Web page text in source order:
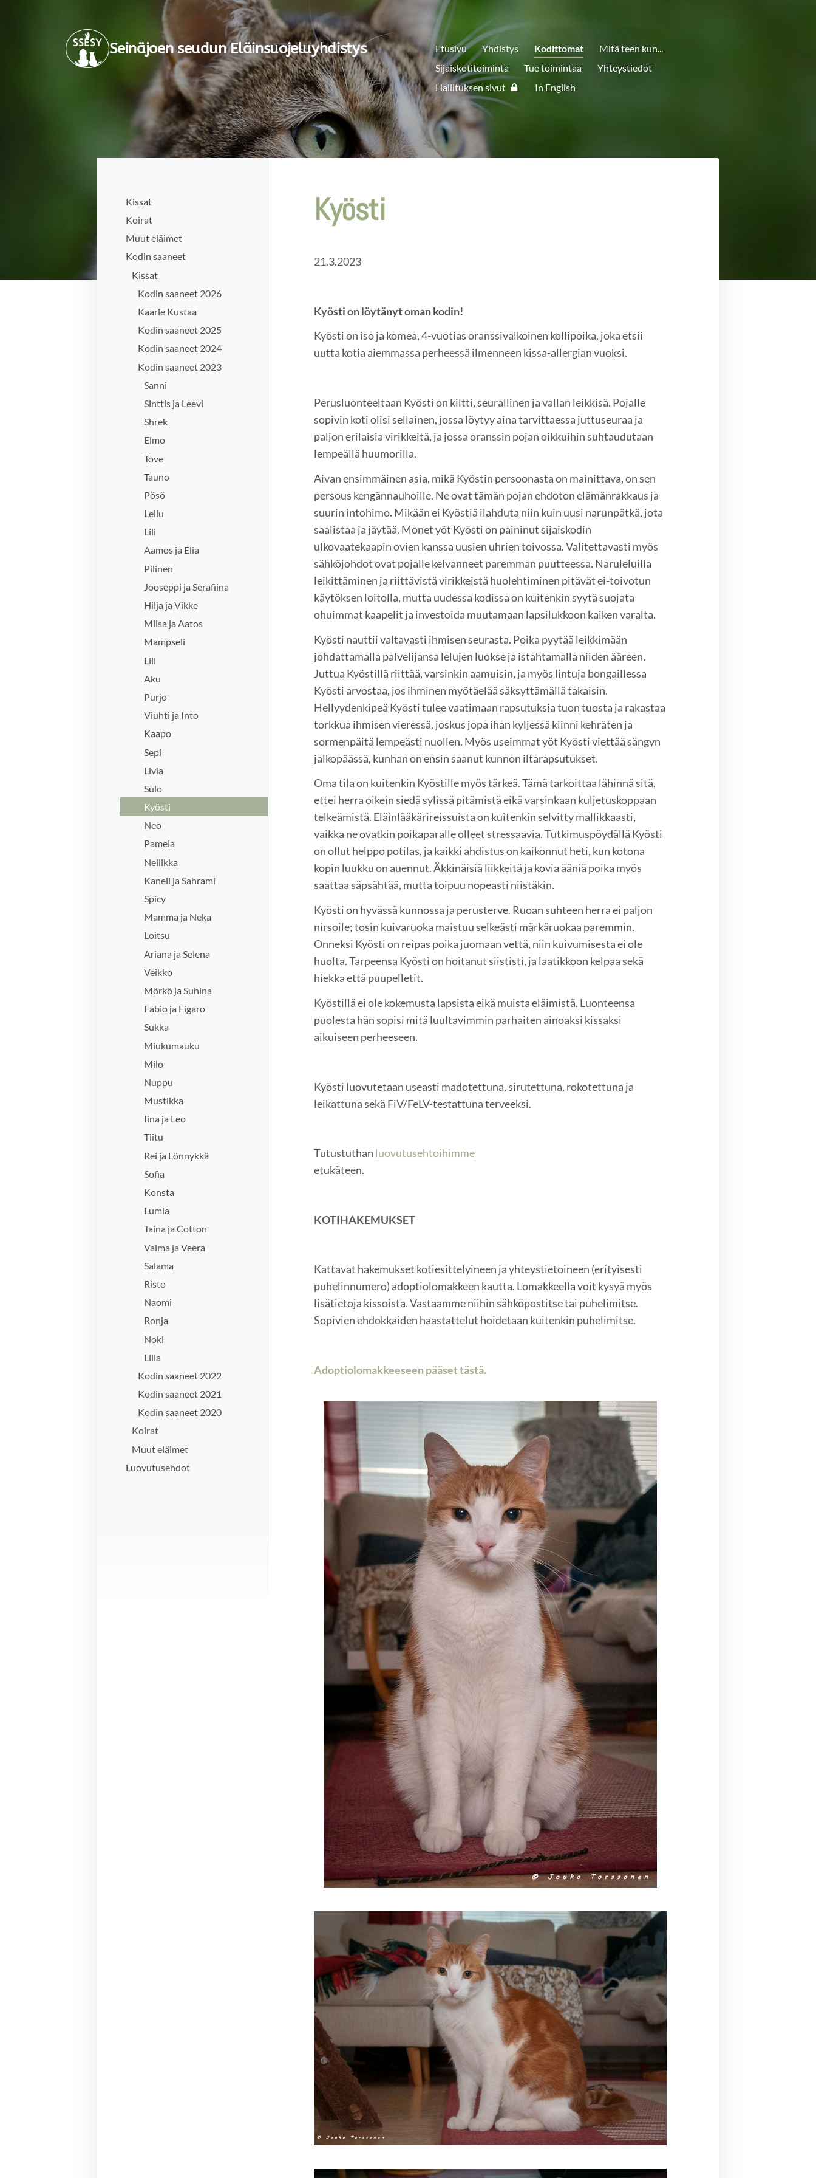
Seinäjoen seudun Eläinsuojeluyhdistys Etusivu Yhdistys Kodittomat
Mitä teen kun...
Sijaiskotitoiminta
Tue toimintaa
Yhteystiedot
Hallituksen sivut
In English
Kissat
Koirat
Muut eläimet
Kodin saaneet
Kissat
Kodin saaneet 2026
Kaarle Kustaa
Kodin saaneet 2025
Kodin saaneet 2024
Kodin saaneet 2023
Sanni
Sinttis ja Leevi
Shrek
Elmo
Tove
Tauno
Pösö
Lellu
Lili
Aamos ja Elia
Pilinen
Jooseppi ja Serafiina
Hilja ja Vikke
Miisa ja Aatos
Mampseli
Lili
Aku
Purjo
Viuhti ja Into
Kaapo
Sepi
Livia
Sulo
Kyösti
Neo
Pamela
Neilikka
Kaneli ja Sahrami
Spicy
Mamma ja Neka
Loitsu
Ariana ja Selena
Veikko
Mörkö ja Suhina
Fabio ja Figaro
Sukka
Miukumauku
Milo
Nuppu
Mustikka
Iina ja Leo
Tiitu
Rei ja Lönnykkä
Sofia
Konsta
Lumia
Taina ja Cotton
Valma ja Veera
Salama
Risto
Naomi
Ronja
Noki
Lilla
Kodin saaneet 2022
Kodin saaneet 2021
Kodin saaneet 2020
Koirat
Muut eläimet
Luovutusehdot
Kyösti
21.3.2023
Kyösti on löytänyt oman kodin!
Kyösti on iso ja komea, 4-vuotias oranssivalkoinen kollipoika, joka etsii
uutta kotia aiemmassa perheessä ilmenneen kissa-allergian vuoksi.
Perusluonteeltaan Kyösti on kiltti, seurallinen ja vallan leikkisä. Pojalle
sopivin koti olisi sellainen, jossa löytyy aina tarvittaessa juttuseuraa ja
paljon erilaisia virikkeitä, ja jossa oranssin pojan oikkuihin suhtaudutaan
lempeällä huumorilla.
Aivan ensimmäinen asia, mikä Kyöstin persoonasta on mainittava, on sen
persous kengännauhoille. Ne ovat tämän pojan ehdoton elämänrakkaus ja
suurin intohimo. Mikään ei Kyöstiä ilahduta niin kuin uusi narunpätkä, jota
saalistaa ja jäytää. Monet yöt Kyösti on paininut sijaiskodin
ulkovaatekaapin ovien kanssa uusien uhrien toivossa. Valitettavasti myös
sähköjohdot ovat pojalle kelvanneet paremman puutteessa. Naruleluilla
leikittäminen ja riittävistä virikkeistä huolehtiminen pitävät ei-toivotun
käytöksen loitolla, mutta uudessa kodissa on kuitenkin syytä suojata
ohuimmat kaapelit ja investoida muutamaan lapsilukkoon kaiken varalta.
Kyösti nauttii valtavasti ihmisen seurasta. Poika pyytää leikkimään
johdattamalla palvelijansa lelujen luokse ja istahtamalla niiden ääreen.
Juttua Kyöstillä riittää, varsinkin aamuisin, ja myös lintuja bongaillessa
Kyösti arvostaa, jos ihminen myötäelää säksyttämällä takaisin.
Hellyydenkipeä Kyösti tulee vaatimaan rapsutuksia tuon tuosta ja rakastaa
torkkua ihmisen vieressä, joskus jopa ihan kyljessä kiinni kehräten ja
sormenpäitä lempeästi nuollen. Myös useimmat yöt Kyösti viettää sängyn
jalkopäässä, kunhan on ensin saanut kunnon iltarapsutukset.
Oma tila on kuitenkin Kyöstille myös tärkeä. Tämä tarkoittaa lähinnä sitä,
ettei herra oikein siedä sylissä pitämistä eikä varsinkaan kuljetuskoppaan
telkeämistä. Eläinlääkärireissuista on kuitenkin selvitty mallikkaasti,
vaikka ne ovatkin poikaparalle olleet stressaavia. Tutkimuspöydällä Kyösti
on ollut helppo potilas, ja kaikki ahdistus on kaikonnut heti, kun kotona
kopin luukku on auennut. Äkkinäisiä liikkeitä ja kovia ääniä poika myös
saattaa säpsähtää, mutta toipuu nopeasti niistäkin.
Kyösti on hyvässä kunnossa ja perusterve. Ruoan suhteen herra ei paljon
nirsoile; tosin kuivaruoka maistuu selkeästi märkäruokaa paremmin.
Onneksi Kyösti on reipas poika juomaan vettä, niin kuivumisesta ei ole
huolta. Tarpeensa Kyösti on hoitanut siististi, ja laatikkoon kelpaa sekä
hiekka että puupelletit.
Kyöstillä ei ole kokemusta lapsista eikä muista eläimistä. Luonteensa
puolesta hän sopisi mitä luultavimmin parhaiten ainoaksi kissaksi
aikuiseen perheeseen.
Kyösti luovutetaan useasti madotettuna, sirutettuna, rokotettuna ja
leikattuna sekä FiV/FeLV-testattuna terveeksi.
Tutustuthan luovutusehtoihimme
etukäteen.
KOTIHAKEMUKSET
Kattavat hakemukset kotiesittelyineen ja yhteystietoineen (erityisesti
puhelinnumero) adoptiolomakkeen kautta. Lomakkeella voit kysyä myös
lisätietoja kissoista. Vastaamme niihin sähköpostitse tai puhelimitse.
Sopivien ehdokkaiden haastattelut hoidetaan kuitenkin puhelimitse.
Adoptiolomakkeeseen pääset tästä.